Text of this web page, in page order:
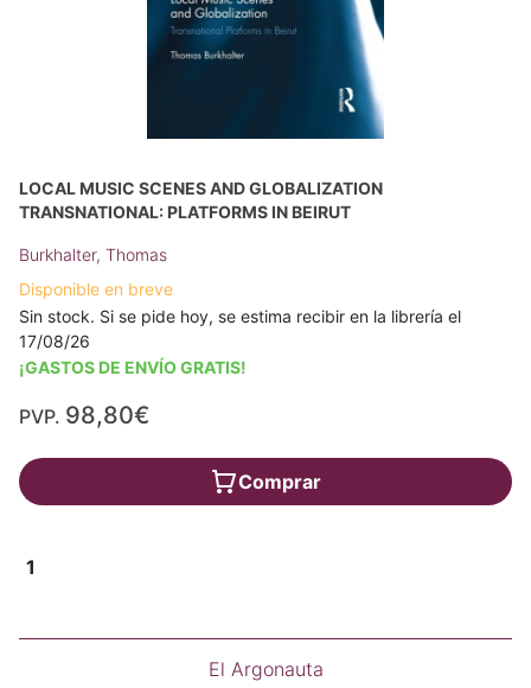
LOCAL MUSIC SCENES AND GLOBALIZATION
TRANSNATIONAL: PLATFORMS IN BEIRUT
Burkhalter, Thomas
Disponible en breve
Sin stock. Si se pide hoy, se estima recibir en la librería el
17/08/26
¡GASTOS DE ENVÍO GRATIS!
PVP. 98,80€
Comprar
1
El Argonauta